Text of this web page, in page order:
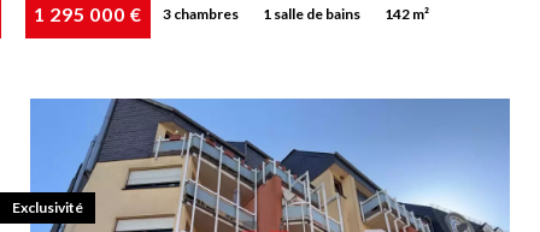
1 295 000 € 3 chambres 1 salle de bains 142 m²
Exclusivité